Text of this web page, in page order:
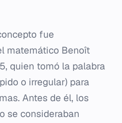
fue
matemático Benoît
quien tomó la palabra
o irregular) para
Antes de él, los
se consideraban